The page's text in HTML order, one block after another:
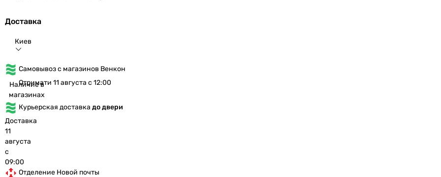
Доставка
Киев
Самовывоз с магазинов Венкон
Наличие в
магазинах
Отримати 11 августа с 12:00
Курьерская доставка до двери
Доставка
11
августа
с
09:00
Отделение Новой почты